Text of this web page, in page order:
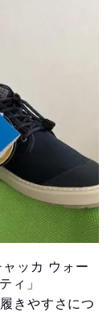
ッカ ウォー
ィ」
きやすさにつ